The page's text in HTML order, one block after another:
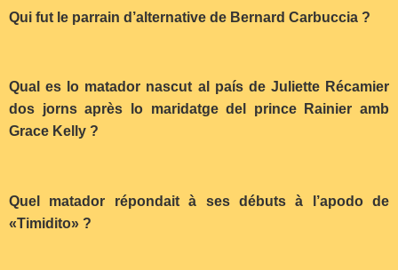
Qui fut le parrain d’alternative de Bernard Carbuccia ?
Qual es lo matador nascut al país de Juliette Récamier
dos jorns après lo maridatge del prince Rainier amb
Grace Kelly ?
Quel matador répondait à ses débuts à l’apodo de
«Timidito» ?